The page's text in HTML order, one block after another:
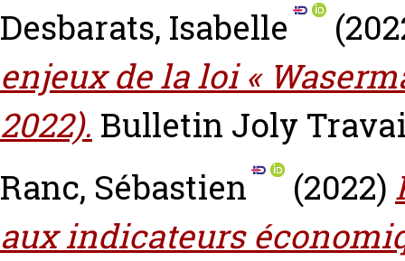
Desbarats, Isabelle
enjeux de la loi «
2022). Bulletin Joly
Ranc, Sébastien
(2022)
aux indicateurs